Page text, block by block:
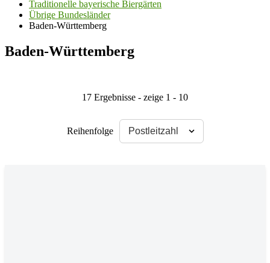
Traditionelle bayerische Biergärten
Übrige Bundesländer
Baden-Württemberg
Baden-Württemberg
17 Ergebnisse - zeige 1 - 10
Reihenfolge